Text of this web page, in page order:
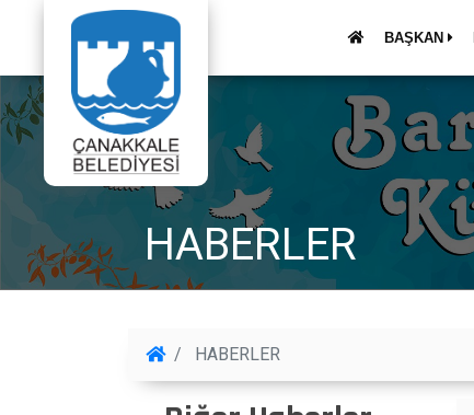
BAŞKAN
HABERLER
HABERLER